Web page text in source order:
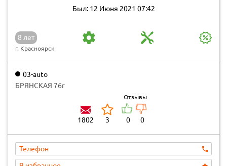
Был: 12 Июня 2021 07:42
8 лет
г. Красноярск
03-auto
БРЯНСКАЯ 76г
1802 3
Отзывы
0 0
Телефон